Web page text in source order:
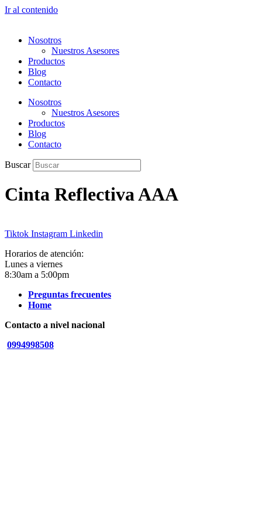
Ir al contenido
Nosotros
Nuestros Asesores
Productos
Blog
Contacto
Nosotros
Nuestros Asesores
Productos
Blog
Contacto
Buscar
Cinta Reflectiva AAA
Tiktok Instagram Linkedin
Horarios de atención:
Lunes a viernes
8:30am a 5:00pm
Preguntas frecuentes
Home
Contacto a nivel nacional
0994998508